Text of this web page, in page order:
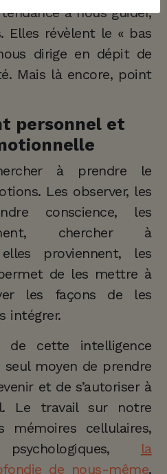
à nous guider,
Elles révèlent le « bas
dirige en dépit de
Mais là encore, point
personnel et
à prendre le
Les observer, les
conscience, les
chercher à
proviennent, les
de les mettre à
les façons de les
intégrer.
de cette intelligence
moyen de prendre
et de s’autoriser à
Le travail sur notre
mémoires cellulaires,
la
de nous-même,